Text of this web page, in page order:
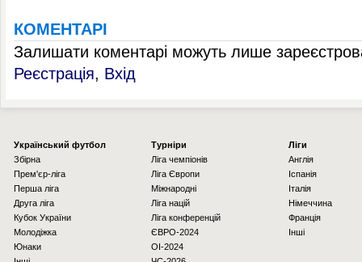
КОМЕНТАРІ
Залишати коментарі можуть лише
Реєстрація, Вхід
Українcький футбол
Збірна
Прем'єр-ліга
Перша ліга
Друга ліга
Кубок України
Молодіжка
Юнаки
Турніри
Ліга чемпіонів
Ліга Європи
Міжнародні
Ліга націй
Ліга конференцій
ЄВРО-2024
OI-2024
Ліги
Англія
Іспанія
Італія
Німеччина
Франція
Інші